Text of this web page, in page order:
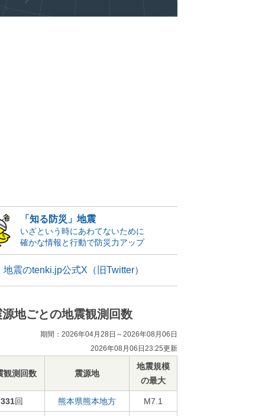
「知る防災」地震
いざという時にあわてないために
確かな情報と行動で防災力アップ
地震のtenki.jp公式X（旧Twitter）
源地ごとの地震観測回数
期間：2026年04月28日～2026年08月06日
2026年08月06日23:25更新
観測回数 震源地
地震規模
の最大
331回 熊本県熊本地方 M7.1